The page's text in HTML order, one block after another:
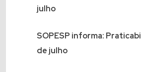
julho
SOPESP informa:
de julho